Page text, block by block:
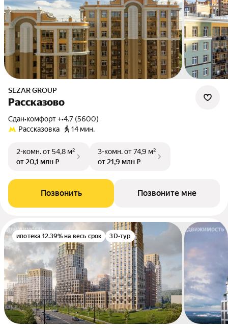
SEZAR GROUP
Рассказово
Сдан•комфорт +•4.7 (5600)
Рассказовка
14 мин.
2-комн.от 54,8 м²
от 20,1 млн ₽
3-комн.от 74,9 м²
от 21,9 млн ₽
Позвонить Позвоните мне
ипотека 12.39% на весь срок 3D-тур